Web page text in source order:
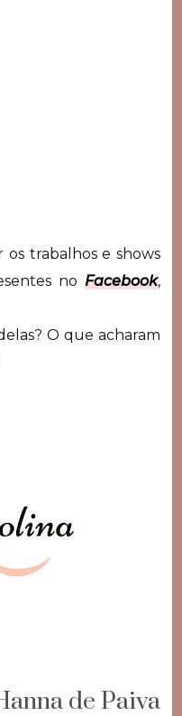
trabalhos e shows
noFacebook,
O que acharam
de Paiva